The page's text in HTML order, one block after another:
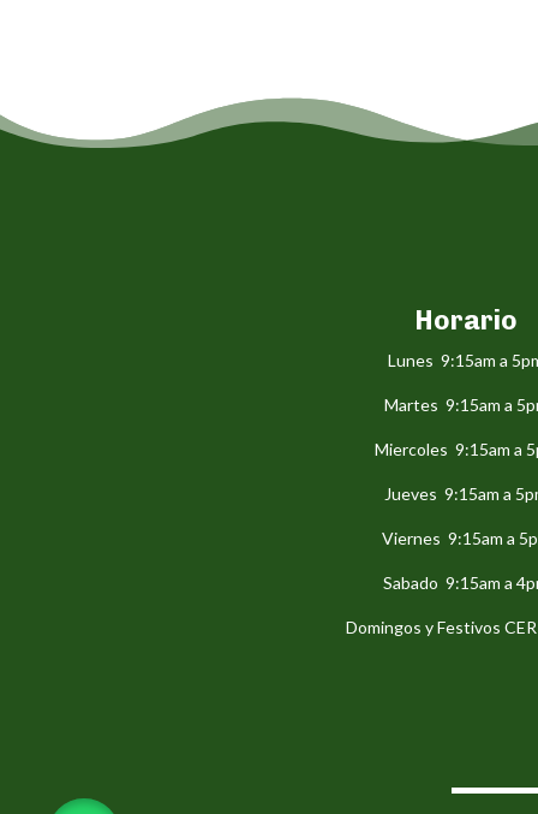
Horario
Lunes 9:15am a
Martes 9:15am a
Miercoles 9:15am a
Jueves 9:15am a
Viernes 9:15am a
Sabado 9:15am a
Domingos y Festivos